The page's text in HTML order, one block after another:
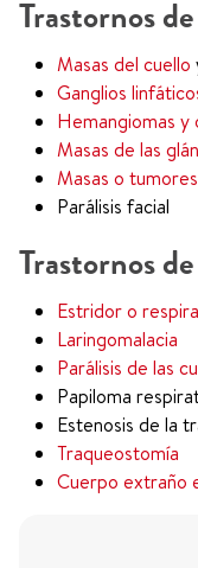
Trastornos
Masas del cuello
Ganglios
Hemangiomas y
Masas de las
Masas o
Parálisis facial
Trastornos
Estridor o
Laringomalacia
Parálisis de las
Papiloma
Estenosis de la
Traqueostomía
Cuerpo extraño